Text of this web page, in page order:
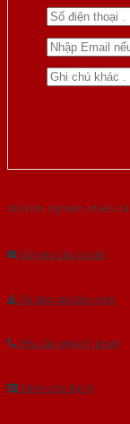
Với kinh nghiệm nhiêu
Âu.Chúng tôi tự tin là nhà
Gửi yêu cầu tư vấn
Tải báo giá tổng hợp
Yêu cầu gọi lại (3 phút)
Dành cho đại lý